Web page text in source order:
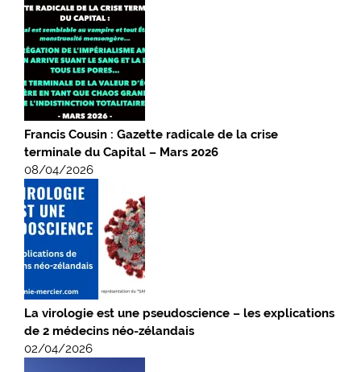
Francis Cousin : Gazette radicale de la crise
terminale du Capital – Mars 2026
08/04/2026
La virologie est une pseudoscience – les explications
de 2 médecins néo-zélandais
02/04/2026